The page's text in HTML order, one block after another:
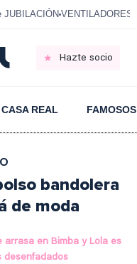
JUBILACIÓN VENTILADORES
Hazte socio
CASA REAL FAMOSOS
bandolera
de moda
arrasa en Bimba y Lola es
desenfadados